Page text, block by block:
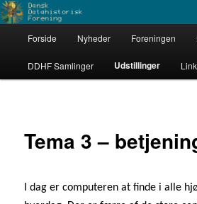
Fortsæt
til
primært
Dansk Datahistorisk
Dataarkæologerne
Forside Nyheder Foreningen
DDHF Samlinger Udstillinger
Tema 3 –
I dag er computeren at finde i alle